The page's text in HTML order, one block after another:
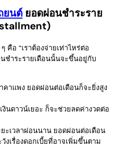
ยนต์ ยอดผ่อนชำระราย
คือ “เราต้องจ่ายเท่าไหร่ต่อ
ชำระรายเดือนนั้นจะขึ้นอยู่กับ
คาแพง ยอดผ่อนต่อเดือนก็จะยิ่งสูง
นดาวน์เยอะ ก็จะช่วยลดค่างวดต่อ
ยะเวลาผ่อนนาน ยอดผ่อนต่อเดือน
งเรื่องดอกเบี้ยที่อาจเพิ่มขึ้นตาม